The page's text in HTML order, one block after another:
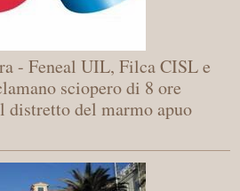
- Feneal UIL, Filca CISL e
sciopero di 8 ore
del marmo apuo